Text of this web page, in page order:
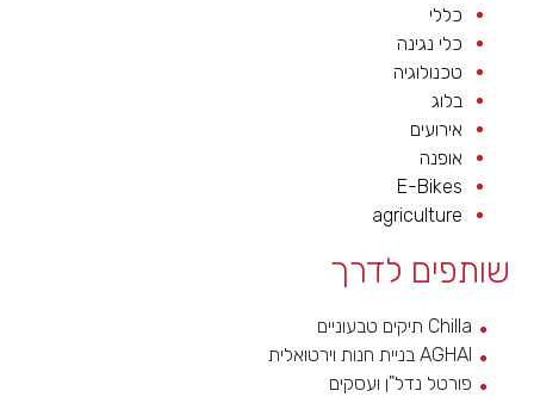
כללי
כלי נגינה
טכנולוגיה
בלוג
אירועים
אופנה
E-Bikes
agriculture
שותפים לדרך
Chilla תיקים טבעוניים
AGHAI בניית חנות וירטואלית
פורטל נדל"ן ועסקים